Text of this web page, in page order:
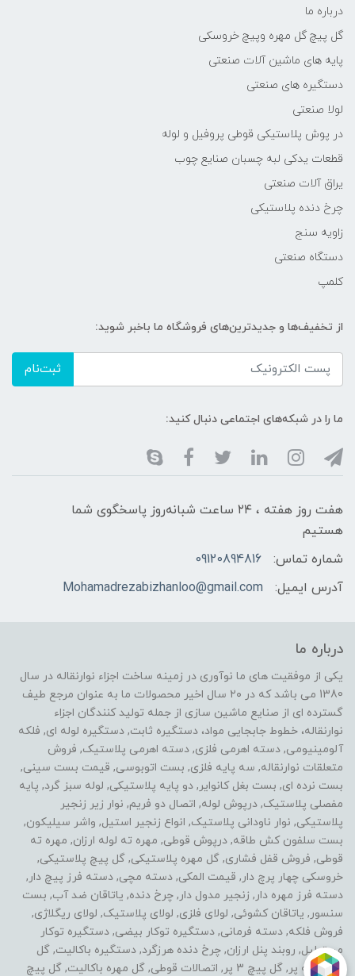
درباره ما
گل پیچ گل مهره وپیچ خروسکی
پایه های ماشین آلات صنعتی
دستگیره های صنعتی
لولا صنعتی
در پوش پلاستیکی قوطی پروفیل و لوله
قطعات یدکی لبه چسبان صنایع چوب
یراق آلات صنعتی
چرخ دنده پلاستیکی
زاویه سنج
دستگاه صنعتی
کلمپ
از تخفیف‌ها و جدیدترین‌های فروشگاه ما باخبر شوید:
ثبت‌نام
ما را در شبکه‌های اجتماعی دنبال کنید:
هفت روز هفته ، ۲۴ ساعت شبانه‌روز پاسخگوی شما
هستیم
شماره تماس:
09120894816
آدرس ایمیل:
Mohamadrezabizhanloo@gmail.com
درباره ما
یکی از موفقیت های ما نوآوری در زمینه ساخت اجزاء نوارنقاله در سال
1380 می باشد که در ۲۰ سال اخیر محصولات ما به عنوان مرجع طیف
گسترده ای از صنایع ماشین سازی از جمله تولید کنندگان اجزاء
نوارنقاله، خطوط جابجایی مواد، دستگیره ثابت, دستگیره لوله ای, فلکه
آلومینیومی, دسته اهرمی فلزی, دسته اهرمی پلاستیک, فروش
متعلقات نوارنقاله, سه پایه فلزی, بست اتوبوسی, قیمت بست سینی,
بست نرده ای, بست بغل کانوایر, دو پایه پلاستیکی, لوله سبز گرد, پایه
مفصلی پلاستیک, درپوش لوله, اتصال دو فریم, نوار زیر زنجیر
پلاستیکی, نوار ناودانی پلاستیک, انواع زنجیر استیل, واشر سیلیکون,
بست سلفون کش طاقه, درپوش قوطی, مهره ته لوله ارزان, مهره ته
قوطی, فروش قفل فشاری, گل مهره پلاستیکی, گل پیچ پلاستیکی,
خروسکی چهار پرچ دار, قیمت المکی, دسته مچی, دسته فرز پیچ دار,
دسته فرز مهره دار, زنجیر مدول دار, چرخ دنده, یاتاقان ضد آب, بست
سنسور, یاتاقان کشوئی, لولای فلزی, لولای پلاستیک, لولای ریگلاژی,
فروش فلکه, دسته فرمانی, دستگیره توکار بیضی, دستگیره توکار
مستطیل, روبند پنل ارزان, چرخ دنده هرزگرد, دستگیره باکالیت, گل
مهره سه پر, گل پیچ 3 پر, اتصالات قوطی, گل مهره باکالیت, گل پیچ